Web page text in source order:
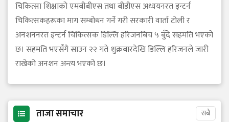
चिकित्सा शिक्षाको एमबीबीएस तथा बीडीएस अध्ययनरत इन्टर्न
चिकित्सकहरूका माग सम्बोधन गर्ने गरी सरकारी वार्ता टोली र
अनशननरत इन्टर्न चिकित्सक डिल्लि हरिजनबिच ५ बुँदे सहमति भएको
छ। सहमति भएसँगै साउन २२ गते शुक्रबारदेखि डिल्लि हरिजनले जारी
राखेको अनशन अन्त्य भएको छ।
ताजा समाचार सबै